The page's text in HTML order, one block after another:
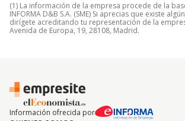
(1) La información de la empresa procede de la
INFORMA D&B S.A. (SME) Si aprecias que existe
dirígete acreditando tu representación de la
Avenida de Europa, 19, 28108, Madrid.
Información ofrecida por